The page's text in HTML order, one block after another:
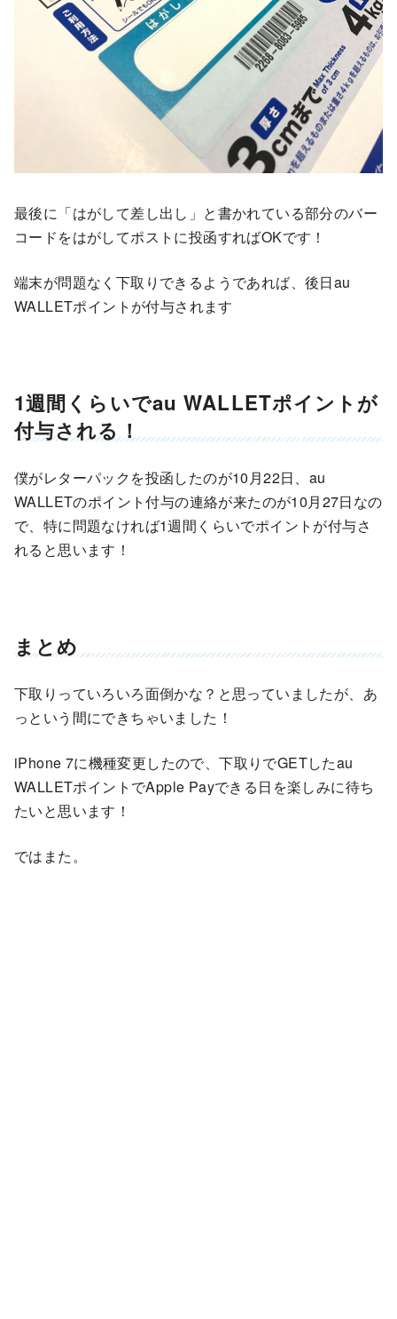
最後に「はがして差し出し」と書かれている部分のバー
コードをはがしてポストに投函すればOKです！
端末が問題なく下取りできるようであれば、後日au
WALLETポイントが付与されます
1週間くらいでau WALLETポイントが
付与される！
僕がレターパックを投函したのが10月22日、au
WALLETのポイント付与の連絡が来たのが10月27日なの
で、特に問題なければ1週間くらいでポイントが付与さ
れると思います！
まとめ
下取りっていろいろ面倒かな？と思っていましたが、あ
っという間にできちゃいました！
iPhone 7に機種変更したので、下取りでGETしたau
WALLETポイントでApple Payできる日を楽しみに待ち
たいと思います！
ではまた。